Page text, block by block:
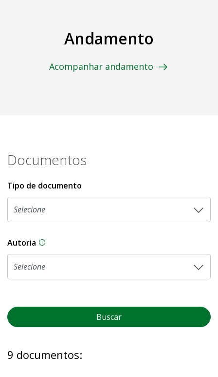
Andamento
Acompanhar andamento
Documentos
Tipo de documento
Autoria As proposições legislativas na CLDF podem
Buscar
9 documentos: